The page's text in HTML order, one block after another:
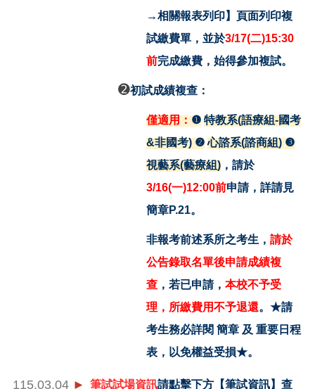
→相關報表列印】頁面列印複
試繳費單，並於3/17(二)15:30
前完成繳費，始得參加複試。
➋初試成績複查：
僅適用： ❶ 特教系(語療組-國考
&非國考) ❷ 心諮系(諮商組) ❸
視藝系(藝療組) ，請於
3/16(一)12:00前申請，詳請見
簡章P.21。
非報考前述系所之考生， 請於
公告錄取名單後申請成績複
查 ，若已申請， 本校不予受
理，所繳費用不予退還。★請
考生務必詳閱 簡章 及 重要日程
表，以免權益受損★。
115.03.04 ► 筆試試場資訊請點擊下方【筆試資訊】查